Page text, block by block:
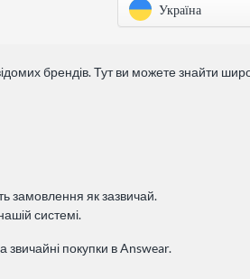
Україна
брендів. Тут ви можете знайти
замовлення як зазвичай.
системі.
покупки в Answear.